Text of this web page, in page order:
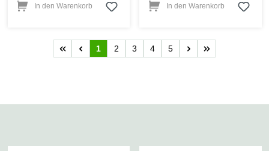
In den Warenkorb In den Warenkorb
Seite
1 Seite
2 Seite
3 Seite
4 Seite
5